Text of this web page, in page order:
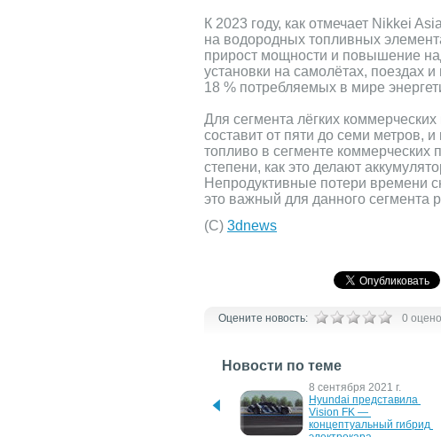
К 2023 году, как отмечает Nikkei
на водородных топливных
прирост мощности и повышение
установки на самолётах, поездах
18 % потребляемых в мире
Для сегмента лёгких
составит от пяти до семи метров,
топливо в сегменте коммерческих
степени, как это делают
Непродуктивные потери времени
это важный для данного сегмента
(C) 3dnews
Оцените новость: 0
Новости по теме
Bosch наращивает темпы
освоения производства
8 сентября 2021 г.
Hyundai представила
Vision FK —
концептуальный гибрид